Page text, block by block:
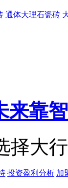
通体大理石瓷砖
来靠
择大
投资盈利分析 加